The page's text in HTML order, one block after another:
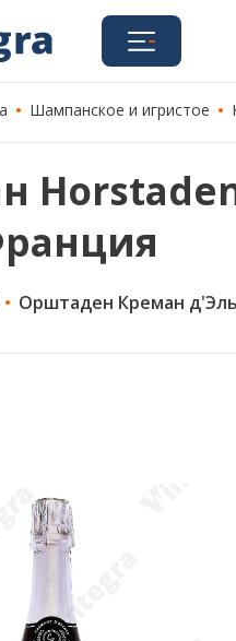
Шампанское и игристое
Орштаден Креман